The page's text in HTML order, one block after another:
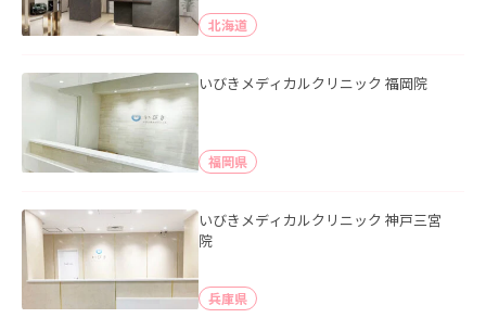
北海道
いびきメディカルクリニック 福岡院
福岡県
いびきメディカルクリニック 神戸三宮
院
兵庫県